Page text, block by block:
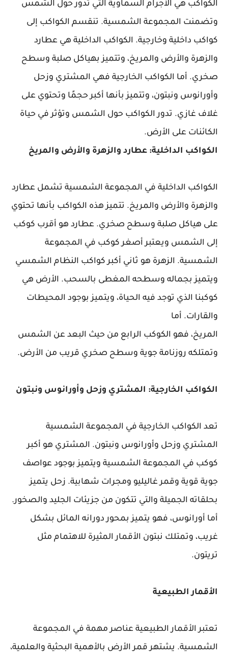
الكواكب هي الأجرام السماوية التي تدور حول الشمس
وتضمنت المجموعة الشمسية. تنقسم الكواكب إلى
كواكب داخلية وخارجية. الكواكب الداخلية هي عطارد
والزهرة والأرض والمريخ، وتتميز بهياكل صلبة وسطح
صخري. أما الكواكب الخارجية فهي المشتري وزحل
وأورانوس ونبتون، وتتميز بأنها أكبر حجمًا وتحتوي على
غلاف غازي. تدور الكواكب حول الشمس وتؤثر في حياة
الكائنات على الأرض.
الكواكب الداخلية: عطارد والزهرة والأرض والمريخ
الكواكب الداخلية في المجموعة الشمسية تشمل عطارد
والزهرة والأرض والمريخ. تتميز هذه الكواكب بأنها تحتوي
على هياكل صلبة وسطح صخري. عطارد هو أقرب كوكب
إلى الشمس ويعتبر أصغر كوكب في المجموعة
الشمسية. الزهرة هو ثاني أكبر كواكب النظام الشمسي
ويتميز بجماله وسطحه المغطى بالسحب. الأرض هي
كوكبنا الذي توجد فيه الحياة، ويتميز بوجود المحيطات
والقارات. أما
المريخ، فهو الكوكب الرابع من حيث البعد عن الشمس
وتمتلكه روزنامة جوية وسطح صخري قريب من الأرض.
الكواكب الخارجية: المشتري وزحل وأورانوس ونبتون
تعد الكواكب الخارجية في المجموعة الشمسية
المشتري وزحل وأورانوس ونبتون. المشتري هو أكبر
كوكب في المجموعة الشمسية ويتميز بوجود عواصف
جوية قوية وقمر غاليليو ومجرات شهابية. زحل يتميز
بحلقاته الجميلة والتي تتكون من جزيئات الجليد والصخور.
أما أورانوس، فهو يتميز بمحور دورانه المائل بشكل
غريب، وتمتلك نبتون الأقمار المثيرة للاهتمام مثل
تريتون.
الأقمار الطبيعية
تعتبر الأقمار الطبيعية عناصر مهمة في المجموعة
الشمسية. يشتهر قمر الأرض بالأهمية البحثية والعلمية،